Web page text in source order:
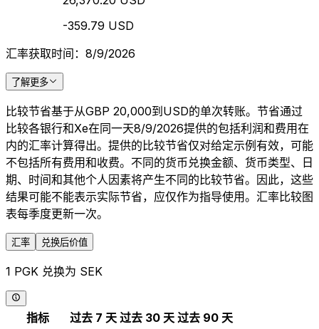
-359.79 USD
汇率获取时间：8/9/2026
了解更多
比较节省基于从GBP 20,000到USD的单次转账。节省通过
比较各银行和Xe在同一天8/9/2026提供的包括利润和费用在
内的汇率计算得出。提供的比较节省仅对给定示例有效，可能
不包括所有费用和收费。不同的货币兑换金额、货币类型、日
期、时间和其他个人因素将产生不同的比较节省。因此，这些
结果可能不能表示实际节省，应仅作为指导使用。汇率比较图
表每季度更新一次。
汇率 兑换后价值
1 PGK 兑换为 SEK
指标 过去 7 天 过去 30 天 过去 90 天